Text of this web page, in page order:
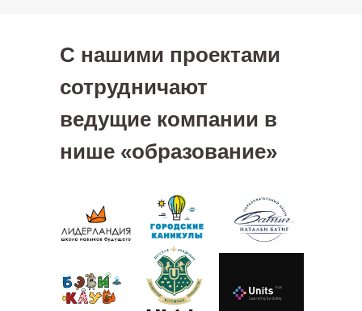
С нашими проектами
сотрудничают
ведущие компании в
нише «образование»